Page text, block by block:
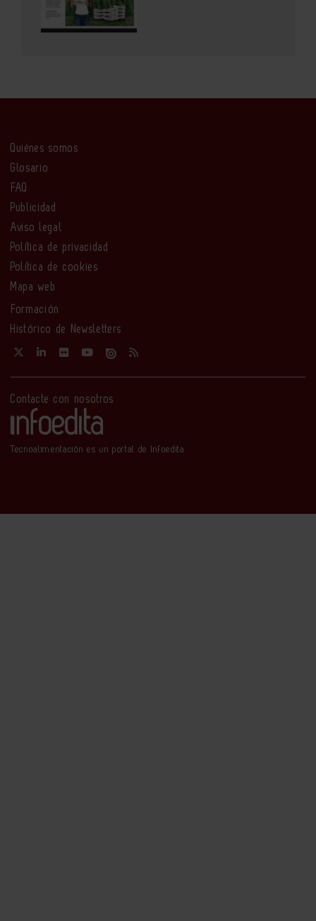
Quiénes somos
Glosario
FAQ
Publicidad
Aviso legal
Política de privacidad
Política de cookies
Mapa web
Formación
Histórico de Newsletters
Contacte con nosotros
Tecnoalimentación es un portal de Infoedita